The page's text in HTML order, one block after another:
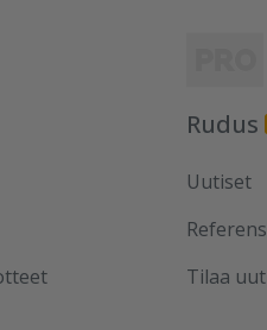
Rudus
Uutiset
Tilaa